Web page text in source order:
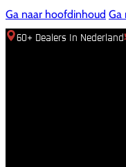
Ga naar hoofdinhoud Ga
60+ Dealers In Nederland